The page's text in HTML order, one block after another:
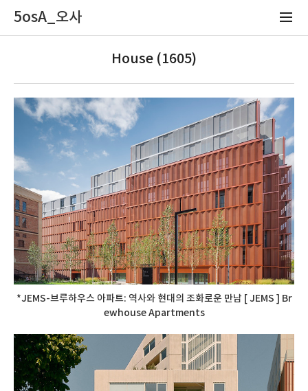
5osA_오사
House (1605)
*JEMS-브루하우스 아파트: 역사와 현대의 조화로운 만남 [ JEMS ] Br
ewhouse Apartments